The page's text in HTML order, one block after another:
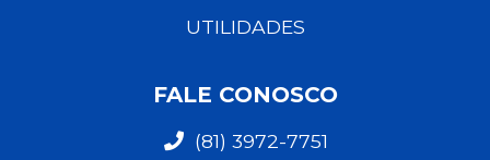
UTILIDADES
FALE CONOSCO
(81) 3972-7751